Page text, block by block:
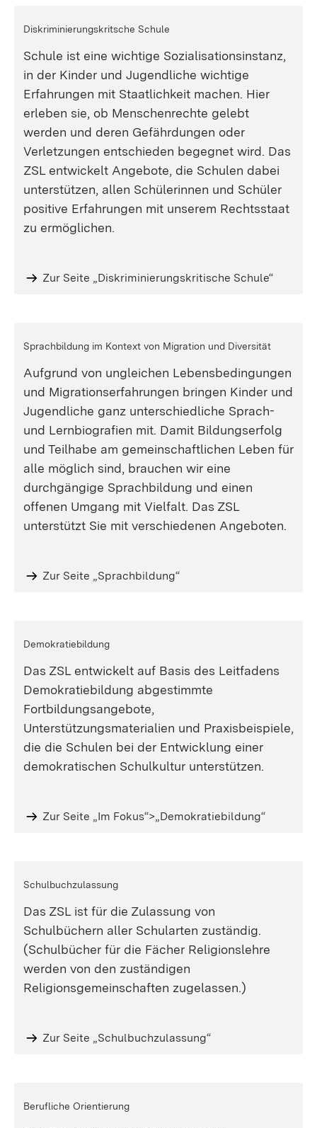
Diskriminierungskritsche Schule
Schule ist eine wichtige Sozialisationsinstanz,
in der Kinder und Jugendliche wichtige
Erfahrungen mit Staatlichkeit machen. Hier
erleben sie, ob Menschenrechte gelebt
werden und deren Gefährdungen oder
Verletzungen entschieden begegnet wird. Das
ZSL entwickelt Angebote, die Schulen dabei
unterstützen, allen Schülerinnen und Schüler
positive Erfahrungen mit unserem Rechtsstaat
zu ermöglichen.
Zur Seite „Diskriminierungskritische Schule“
Sprachbildung im Kontext von Migration und Diversität
Aufgrund von ungleichen Lebensbedingungen
und Migrationserfahrungen bringen Kinder und
Jugendliche ganz unterschiedliche Sprach-
und Lernbiografien mit. Damit Bildungserfolg
und Teilhabe am gemeinschaftlichen Leben für
alle möglich sind, brauchen wir eine
durchgängige Sprachbildung und einen
offenen Umgang mit Vielfalt. Das ZSL
unterstützt Sie mit verschiedenen Angeboten.
Zur Seite „Sprachbildung“
Demokratiebildung
Das ZSL entwickelt auf Basis des Leitfadens
Demokratiebildung abgestimmte
Fortbildungsangebote,
Unterstützungsmaterialien und Praxisbeispiele,
die die Schulen bei der Entwicklung einer
demokratischen Schulkultur unterstützen.
Zur Seite „Im Fokus“>„Demokratiebildung“
Schulbuchzulassung
Das ZSL ist für die Zulassung von
Schulbüchern aller Schularten zuständig.
(Schulbücher für die Fächer Religionslehre
werden von den zuständigen
Religionsgemeinschaften zugelassen.)
Zur Seite „Schulbuchzulassung“
Berufliche Orientierung